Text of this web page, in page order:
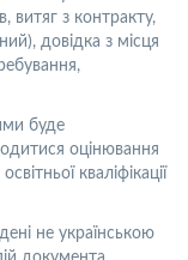
витяг з контракту,
довідка з місця
буде
оцінювання
кваліфікації
не українською